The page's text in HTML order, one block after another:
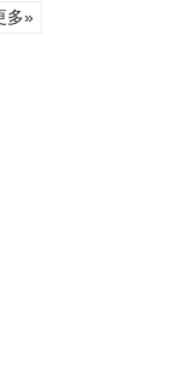
多»